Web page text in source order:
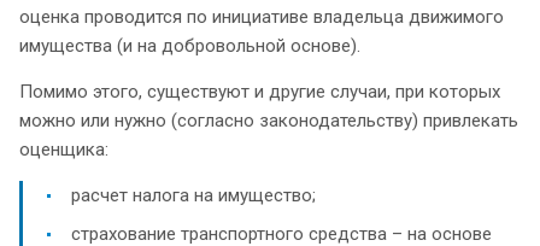
оценка проводится по инициативе владельца движимого
имущества (и на добровольной основе).
Помимо этого, существуют и другие случаи, при которых
можно или нужно (согласно законодательству) привлекать
оценщика:
расчет налога на имущество;
страхование транспортного средства – на основе